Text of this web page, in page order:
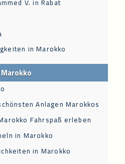
V. in Rabat
in Marokko
Anlagen Marokkos
Fahrspaß erleben
in Marokko
in Marokko